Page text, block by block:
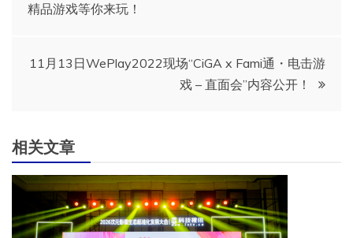
章
导
精品游戏等你来玩！
11月13日WePlay2022现场“CiGA x Fami通・电击游
戏 – 直面会”内容公开！
相关文章